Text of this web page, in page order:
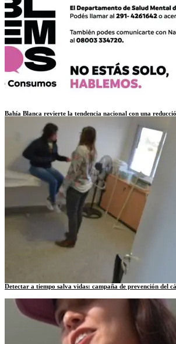
Bahía Blanca revierte la tendencia nacional con una
Detectar a tiempo salva vidas: campaña de prevención del